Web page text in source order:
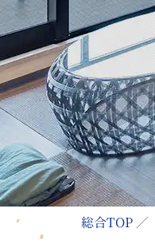
総合TOP